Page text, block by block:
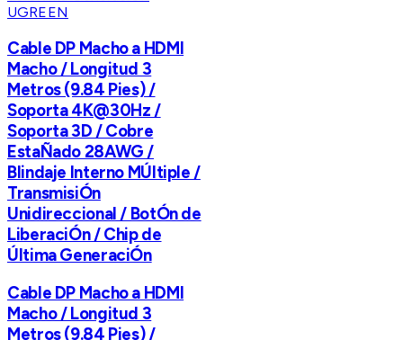
UGREEN
Cable DP Macho a HDMI
Macho / Longitud 3
Metros (9.84 Pies) /
Soporta 4K@30Hz /
Soporta 3D / Cobre
EstaÑado 28AWG /
Blindaje Interno MÚltiple /
TransmisiÓn
Unidireccional / BotÓn de
LiberaciÓn / Chip de
Última GeneraciÓn
Cable DP Macho a HDMI
Macho / Longitud 3
Metros (9.84 Pies) /